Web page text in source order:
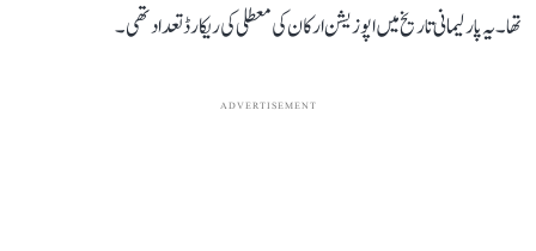
تھا۔ یہ پارلیمانی تاریخ میں اپوزیشن ارکان کی معطلی کی ریکارڈ تعداد تھی۔
ADVERTISEMENT